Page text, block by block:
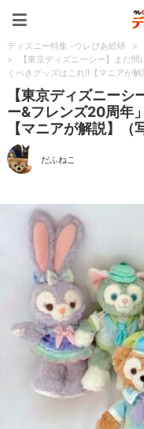
ディズニー特集 -ウレぴあ総研 >
>
【東京ディズニーシー】まだ
くべきグッズはこれ!!【マニアが解
【東京ディズニー
ー&フレンズ20周年
【マニアが解説】（
だふねこ